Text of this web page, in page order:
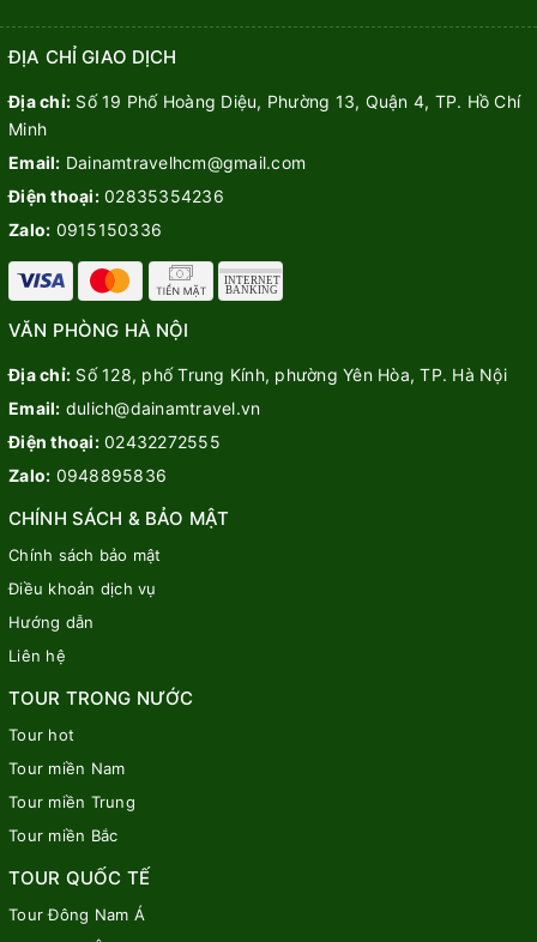
ĐỊA CHỈ GIAO DỊCH
Địa chỉ: Số 19 Phố Hoàng Diệu, Phường 13, Quận 4, TP. Hồ Chí
Minh
Email: Dainamtravelhcm@gmail.com
Điện thoại: 02835354236
Zalo: 0915150336
VĂN PHÒNG HÀ NỘI
Địa chỉ: Số 128, phố Trung Kính, phường Yên Hòa, TP. Hà Nội
Email: dulich@dainamtravel.vn
Điện thoại: 02432272555
Zalo: 0948895836
CHÍNH SÁCH & BẢO MẬT
Chính sách bảo mật
Điều khoản dịch vụ
Hướng dẫn
Liên hệ
TOUR TRONG NƯỚC
Tour hot
Tour miền Nam
Tour miền Trung
Tour miền Bắc
TOUR QUỐC TẾ
Tour Đông Nam Á